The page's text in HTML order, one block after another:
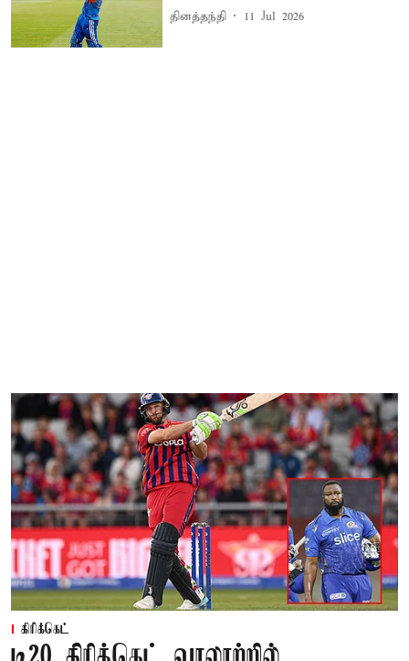
தினத்தந்தி 11 Jul 2026
கிரிக்கெட்